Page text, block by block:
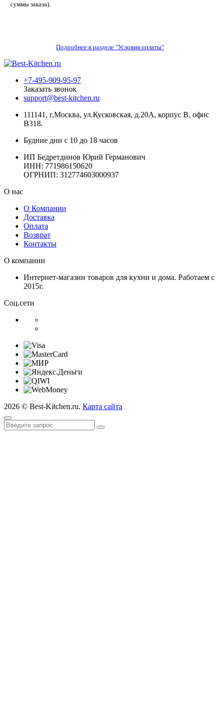
суммы заказа).
Подробнее в разделе "Условия оплаты"
+7-495-909-95-97
Заказать звонок
support@best-kitchen.ru
111141, г,Москва, ул.Кусковская, д.20А, корпус В, офис
В318.
Будние дни с 10 до 18 часов
ИП Бедретдинов Юрий Германович
ИНН: 771986150620
ОГРНИП: 312774603000937
О нас
О Компании
Доставка
Оплата
Возврат
Контакты
О компании
Интернет-магазин товаров для кухни и дома. Работаем с
2015г.
Соц.сети
2026 © Best-Kitchen.ru. Карта сайта